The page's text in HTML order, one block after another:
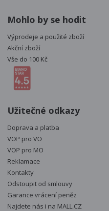
Mohlo by se hodit
Výprodeje a použité zboží
Akční zboží
Vše do 100 Kč
Užitečné odkazy
Doprava a platba
VOP pro VO
VOP pro MO
Reklamace
Kontakty
Odstoupit od smlouvy
Garance vrácení peněz
Najdete nás i na MALL.CZ